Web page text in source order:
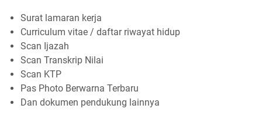
Surat lamaran kerja
Curriculum vitae / daftar riwayat hidup
Scan Ijazah
Scan Transkrip Nilai
Scan KTP
Pas Photo Berwarna Terbaru
Dan dokumen pendukung lainnya